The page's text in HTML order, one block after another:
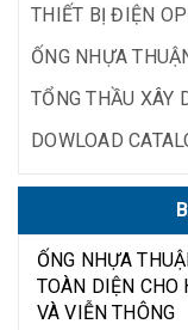
THIẾT BỊ ĐIỆN
ỐNG NHỰA
TỔNG THẦU XÂY
DOWLOAD
ỐNG NHỰA
TOÀN DIỆN CHO
VÀ VIỄN THÔNG